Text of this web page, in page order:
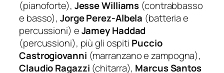
(pianoforte), Jesse Williams (contrabbasso
e basso),Jorge Perez-Albela (batteria e
percussioni) eJamey Haddad
(percussioni), più gli ospiti Puccio
Castrogiovanni (marranzano e zampogna),
Claudio Ragazzi (chitarra), Marcus Santos